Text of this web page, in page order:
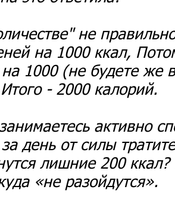
не
на 1000 ккал,
1000 (не будете же
- 2000 калорий.
активно
день от силы
лишние 200
«не разойдутся».